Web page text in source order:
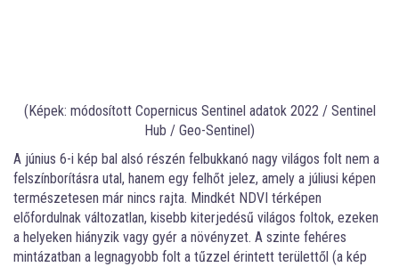
(Képek: módosított Copernicus Sentinel adatok 2022 / Sentinel
Hub / Geo-Sentinel)
A június 6-i kép bal alsó részén felbukkanó nagy világos folt nem a
felszínborításra utal, hanem egy felhőt jelez, amely a júliusi képen
természetesen már nincs rajta. Mindkét NDVI térképen
előfordulnak változatlan, kisebb kiterjedésű világos foltok, ezeken
a helyeken hiányzik vagy gyér a növényzet. A szinte fehéres
mintázatban a legnagyobb folt a tűzzel érintett területtől (a kép